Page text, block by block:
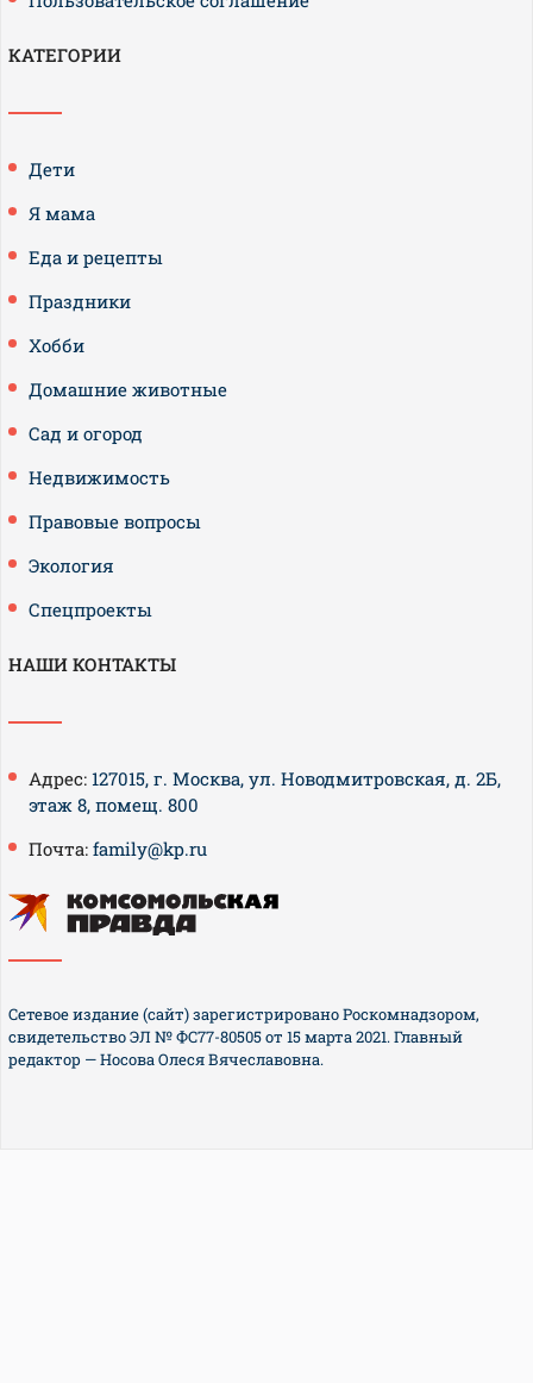
КАТЕГОРИИ
Дети
Я мама
Еда и рецепты
Праздники
Хобби
Домашние животные
Сад и огород
Недвижимость
Правовые вопросы
Экология
Спецпроекты
НАШИ КОНТАКТЫ
Адрес: 127015, г. Москва, ул. Новодмитровская, д. 2Б,
этаж 8, помещ. 800
Почта: family@kp.ru
Сетевое издание (сайт) зарегистрировано Роскомнадзором,
свидетельство ЭЛ № ФС77-80505 от 15 марта 2021. Главный
редактор — Носова Олеся Вячеславовна.